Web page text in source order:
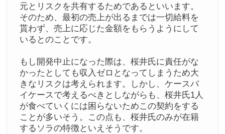
元とリスクを共有するためであるといいます。
そのため、最初の売上が出るまでは一切給料を
貰わず、売上に応じた金額をもらうようにして
いるとのことです。
もし開発中止になった際は、桜井氏に責任がな
かったとしても収入ゼロとなってしまうため大
きなリスクは考えられます。しかし、ケースバ
イケースで考えるべきとしながらも、桜井氏1人
が食べていくには困らないためこの契約をする
ことが多いそう。この点も、桜井氏のみが在籍
するソラの特徴といえそうです。